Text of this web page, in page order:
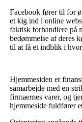
Facebook fører til for
et kig ind i online
faktisk forhandlere på
bedømmelse af deres
til at få et indblik i
Hjemmesiden er
samarbejde med en
firmaernes varer, og
hjemmeside fuldfører